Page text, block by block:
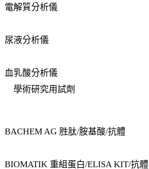
電解質分析儀
尿液分析儀
血乳酸分析儀
學術研究用試劑
BACHEM AG 胜肽/胺基酸/抗體
BIOMATIK 重組蛋白/ELISA KIT/抗體